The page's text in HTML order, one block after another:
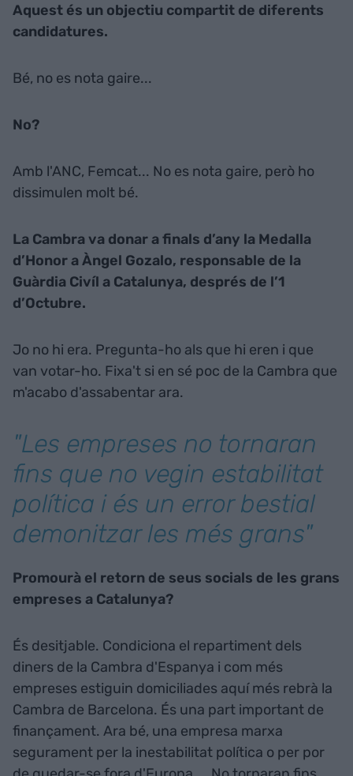
Aquest és un objectiu compartit de diferents
candidatures.
Bé, no es nota gaire...
No?
Amb l'ANC, Femcat... No es nota gaire, però ho
dissimulen molt bé.
La Cambra va donar a finals d’any la Medalla
d’Honor a Àngel Gozalo, responsable de la
Guàrdia Civíl a Catalunya, després de l’1
d’Octubre.
Jo no hi era. Pregunta-ho als que hi eren i que
van votar-ho. Fixa't si en sé poc de la Cambra que
m'acabo d'assabentar ara.
"Les empreses no tornaran
fins que no vegin estabilitat
política i és un error bestial
demonitzar les més grans"
Promourà el retorn de seus socials de les grans
empreses a Catalunya?
És desitjable. Condiciona el repartiment dels
diners de la Cambra d'Espanya i com més
empreses estiguin domiciliades aquí més rebrà la
Cambra de Barcelona. És una part important de
finançament. Ara bé, una empresa marxa
segurament per la inestabilitat política o per por